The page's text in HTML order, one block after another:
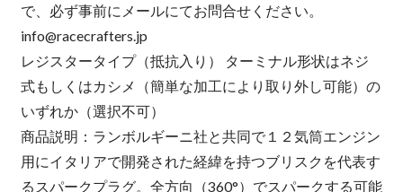
で、必ず事前にメールにてお問合せください。
info@racecrafters.jp
レジスタータイプ（抵抗入り） ターミナル形状はネジ
式もしくはカシメ（簡単な加工により取り外し可能）の
いずれか（選択不可）
商品説明：ランボルギーニ社と共同で１２気筒エンジン
用にイタリアで開発された経緯を持つブリスクを代表す
るスパークプラグ。全方向（360°）でスパークする可能